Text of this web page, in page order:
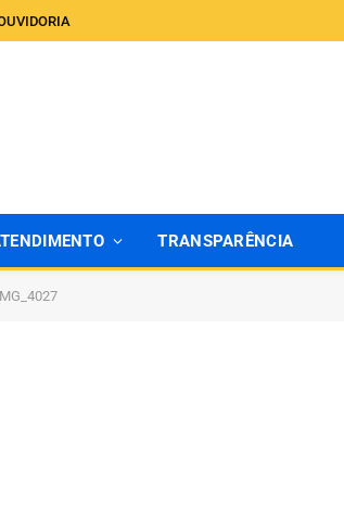
TRANSPARÊNCIA